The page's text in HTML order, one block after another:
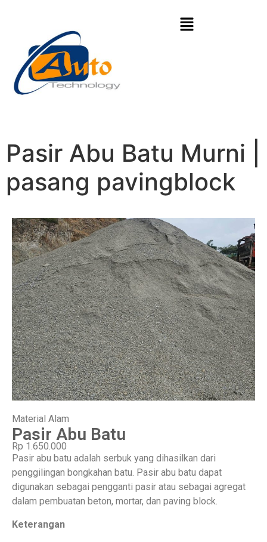
Pasir Abu Batu Murni |
pasang pavingblock
Material Alam
Pasir Abu Batu
Rp 1.650.000
Pasir abu batu adalah serbuk yang dihasilkan dari
penggilingan bongkahan batu. Pasir abu batu dapat
digunakan sebagai pengganti pasir atau sebagai agregat
dalam pembuatan beton, mortar, dan paving block.
Keterangan